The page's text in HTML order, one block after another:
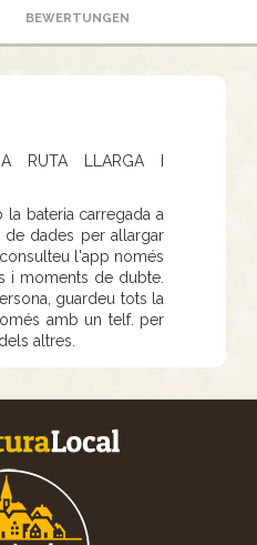
BEWERTUNGEN
RUTA LLARGA I
bateria carregada a
dades per allargar
l'app només
i moments de dubte.
guardeu tots la
amb un telf. per
altres.